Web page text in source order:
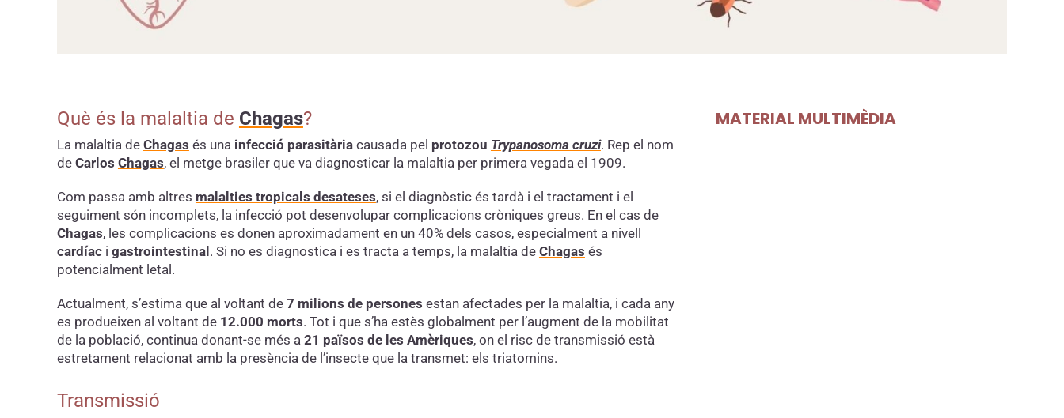
Què és la malaltia de Chagas?
La malaltia de Chagas és una infecció parasitàriacausada pel protozou Trypanosoma cruzi. Rep el nom
de Carlos Chagas, el metge brasiler que va diagnosticar la malaltia per primera vegada el 1909.
Com passa amb altres malalties tropicals desateses, si el diagnòstic és tardà i el tractament i el
seguiment són incomplets, la infecció pot desenvolupar complicacions cròniques greus. En el cas de
Chagas, les complicacions es donen aproximadament en un 40% dels casos, especialment a nivell
cardíac i gastrointestinal . Si no es diagnostica i es tracta a temps, la malaltia de Chagas és
potencialment letal.
Actualment, s’estima que al voltant de7 milions de persones estan afectades per la malaltia, i cada any
es produeixen al voltant de12.000 morts. Tot i que s’ha estès globalment per l’augment de la mobilitat
de la població, continua donant-se més a21 països de les Amèriques, on el risc de transmissió està
estretament relacionat amb la presència de l’insecte que la transmet: els triatomins.
Transmissió
MATERIAL MULTIMÈDIA